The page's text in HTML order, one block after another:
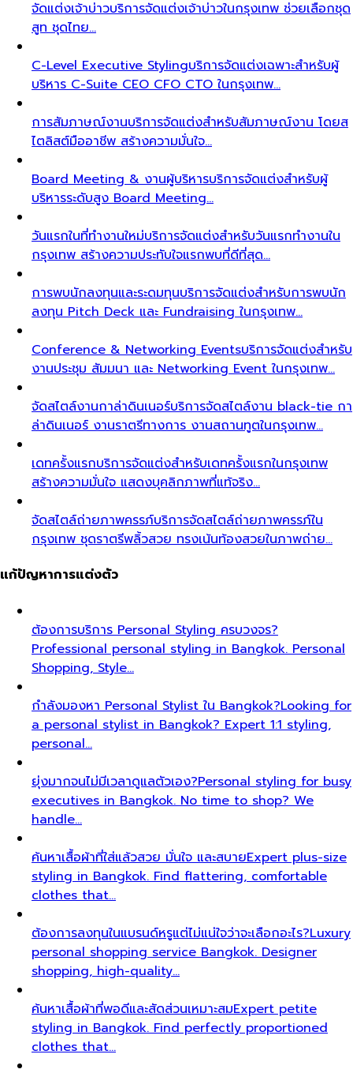
จัดแต่งเจ้าบ่าวบริการจัดแต่งเจ้าบ่าวในกรุงเทพ ช่วยเลือกชุด
สูท ชุดไทย…
C-Level Executive Stylingบริการจัดแต่งเฉพาะสำหรับผู้
บริหาร C-Suite CEO CFO CTO ในกรุงเทพ…
การสัมภาษณ์งานบริการจัดแต่งสำหรับสัมภาษณ์งาน โดยส
ไตลิสต์มืออาชีพ สร้างความมั่นใจ…
Board Meeting & งานผู้บริหารบริการจัดแต่งสำหรับผู้
บริหารระดับสูง Board Meeting…
วันแรกในที่ทำงานใหม่บริการจัดแต่งสำหรับวันแรกทำงานใน
กรุงเทพ สร้างความประทับใจแรกพบที่ดีที่สุด…
การพบนักลงทุนและระดมทุนบริการจัดแต่งสำหรับการพบนัก
ลงทุน Pitch Deck และ Fundraising ในกรุงเทพ…
Conference & Networking Eventsบริการจัดแต่งสำหรับ
งานประชุม สัมมนา และ Networking Event ในกรุงเทพ…
จัดสไตล์งานกาล่าดินเนอร์บริการจัดสไตล์งาน black-tie กา
ล่าดินเนอร์ งานราตรีทางการ งานสถานทูตในกรุงเทพ…
เดทครั้งแรกบริการจัดแต่งสำหรับเดทครั้งแรกในกรุงเทพ
สร้างความมั่นใจ แสดงบุคลิกภาพที่แท้จริง…
จัดสไตล์ถ่ายภาพครรภ์บริการจัดสไตล์ถ่ายภาพครรภ์ใน
กรุงเทพ ชุดราตรีพลิ้วสวย ทรงเน้นท้องสวยในภาพถ่าย…
แก้ปัญหาการแต่งตัว
ต้องการบริการ Personal Styling ครบวงจร?
Professional personal styling in Bangkok. Personal
Shopping, Style…
กำลังมองหา Personal Stylist ใน Bangkok?Looking for
a personal stylist in Bangkok? Expert 1:1 styling,
personal…
ยุ่งมากจนไม่มีเวลาดูแลตัวเอง?Personal styling for busy
executives in Bangkok. No time to shop? We
handle…
ค้นหาเสื้อผ้าที่ใส่แล้วสวย มั่นใจ และสบายExpert plus-size
styling in Bangkok. Find flattering, comfortable
clothes that…
ต้องการลงทุนในแบรนด์หรูแต่ไม่แน่ใจว่าจะเลือกอะไร?Luxury
personal shopping service Bangkok. Designer
shopping, high-quality…
ค้นหาเสื้อผ้าที่พอดีและสัดส่วนเหมาะสมExpert petite
styling in Bangkok. Find perfectly proportioned
clothes that…